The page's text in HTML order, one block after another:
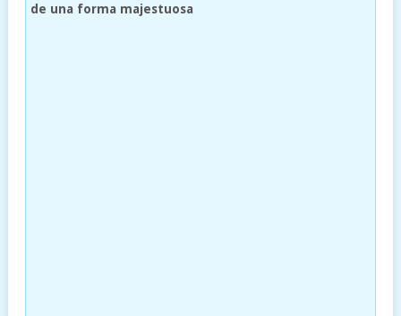
de una forma majestuosa